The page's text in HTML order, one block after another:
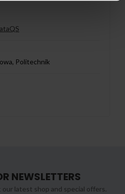
Politechnik
NEWSLETTERS
latest shop and special offers.